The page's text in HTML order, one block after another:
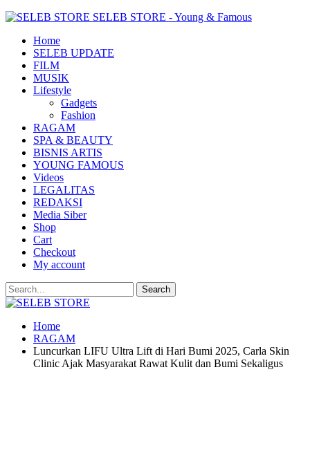
SELEB STORE - Young & Famous
Home
SELEB UPDATE
FILM
MUSIK
Lifestyle
Gadgets
Fashion
RAGAM
SPA & BEAUTY
BISNIS ARTIS
YOUNG FAMOUS
Videos
LEGALITAS
REDAKSI
Media Siber
Shop
Cart
Checkout
My account
Home
RAGAM
Luncurkan LIFU Ultra Lift di Hari Bumi 2025, Carla Skin
Clinic Ajak Masyarakat Rawat Kulit dan Bumi Sekaligus